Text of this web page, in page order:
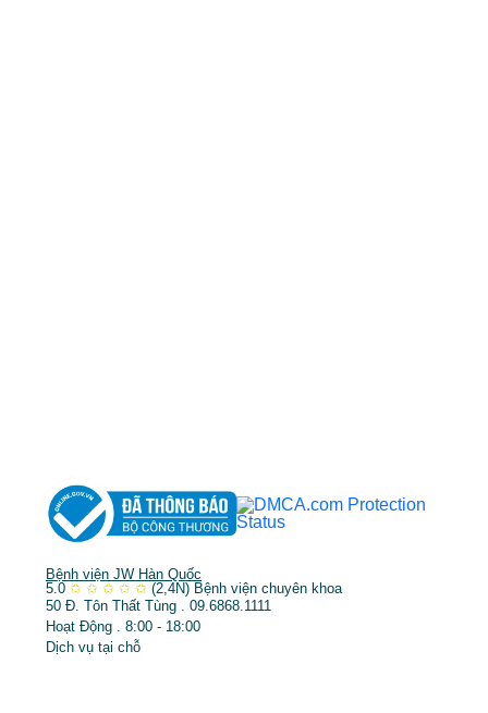
Bệnh viện JW Hàn Quốc
5.0 ✩ ✩ ✩ ✩ ✩ (2,4N) Bệnh viện chuyên khoa
50 Đ. Tôn Thất Tùng . 09.6868.1111
Hoạt Động . 8:00 - 18:00
Dịch vụ tại chỗ